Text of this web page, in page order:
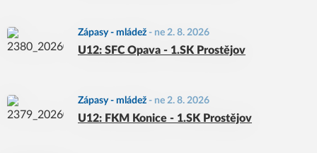
Zápasy - mládež - ne 2. 8. 2026
U12: SFC Opava - 1.SK Prostějov
Zápasy - mládež - ne 2. 8. 2026
U12: FKM Konice - 1.SK Prostějov